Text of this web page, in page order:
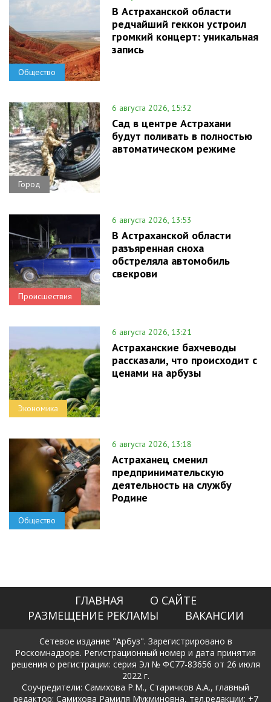
Общество
В Астраханской области
редчайший геккон устроил
громкий концерт: уникальная
запись
Город
6 августа 2026, 15:32
Сад в центре Астрахани
будут поливать в полностью
автоматическом режиме
Происшествия
6 августа 2026, 13:53
В Астраханской области
разъяренная сноха
обстреляла автомобиль
свекрови
Экономика
6 августа 2026, 13:21
Астраханские бахчеводы
рассказали, что происходит с
ценами на арбузы
Общество
6 августа 2026, 13:18
Астраханец сменил
предпринимательскую
деятельность на службу
Родине
ГЛАВНАЯ
О САЙТЕ
РАЗМЕЩЕНИЕ РЕКЛАМЫ
ВАКАНСИИ
Сетевое издание "Арбуз". Зарегистрировано в
Роскомнадзоре. Регистрационный номер и дата принятия
решения о регистрации: серия Эл № ФС77-83656 от 26 июля
2022 г.
Соучредители: Самихова Р.М., Старичков А.А., главный
редактор: Самихова Рамиля Мукминовна, тел.редакции: +7